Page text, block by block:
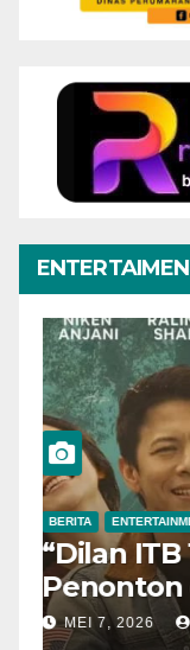
BERITA
“Dilan
MEI 7, 2026